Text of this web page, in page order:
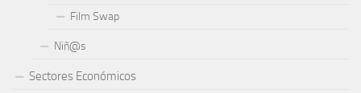
Film Swap
Niñ@s
Sectores Económicos